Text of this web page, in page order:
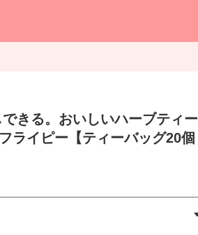
きる。おいしいハーブティー
ライピー【ティーバッグ20個